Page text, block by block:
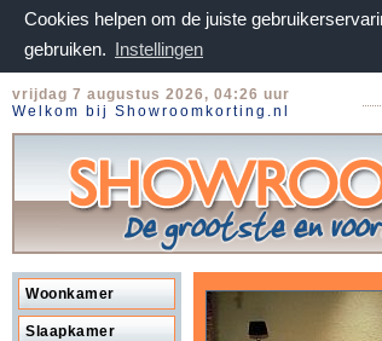
Cookies helpen om de juiste
gebruiken. Instellingen
vrijdag 7 augustus 2026, 04:26 uur
Welkom bij Showroomkorting.nl
Woonkamer
Slaapkamer